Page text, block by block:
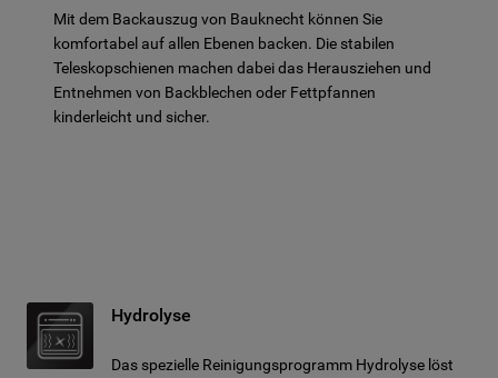
Mit dem Backauszug von Bauknecht können Sie
komfortabel auf allen Ebenen backen. Die stabilen
Teleskopschienen machen dabei das Herausziehen und
Entnehmen von Backblechen oder Fettpfannen
kinderleicht und sicher.
Hydrolyse
Das spezielle Reinigungsprogramm Hydrolyse löst